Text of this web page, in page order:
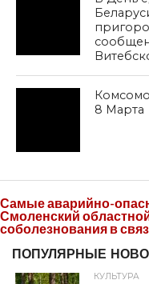
8 Марта
Самые аварийно-
Смоленский
соболезнования в
ПОПУЛЯРНЫЕ
КУЛЬТУРА